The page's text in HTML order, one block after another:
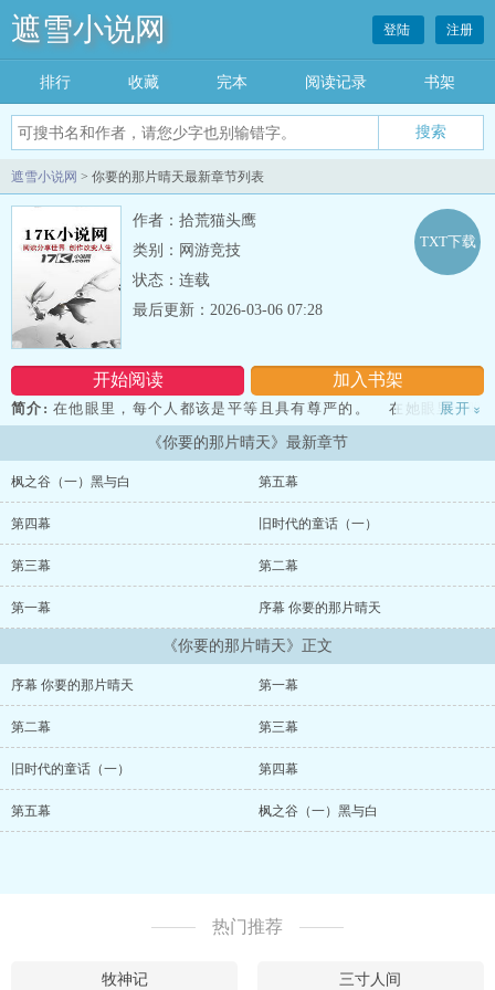
遮雪小说网 登陆 注册
排行 收藏 完本 阅读记录 书架
遮雪小说网 > 你要的那片晴天最新章节列表
作者：拾荒猫头鹰
类别：网游竞技
状态：连载
开始阅读 加入书架
TXT下载
最后更新：2026-03-06 07:28
简介: 在他眼里，每个人都该是平等且具有尊严的。 在她眼里，唯
有知识与真实才能给世界带来光明。 这两种并不矛盾的想法的碰
撞，带来的是共识与相互搀扶。 当充斥着理想的眼睛目光相遇之
时，星星为之闪耀，鸟儿为之欢鸣。 ...... 当预言家不再干预未来
人们更倾向于过好眼下的生活，而非过度在意未知的未来。 这样就
够了。 花还在绽放，溪流还在低吟。...
展开 »
《你要的那片晴天》最新章节
枫之谷（一）黑与白 第五幕
第四幕 旧时代的童话（一）
第三幕 第二幕
第一幕 序幕 你要的那片晴天
《你要的那片晴天》正文
序幕 你要的那片晴天 第一幕
第二幕 第三幕
旧时代的童话（一） 第四幕
第五幕 枫之谷（一）黑与白
热门推荐
牧神记 三寸人间